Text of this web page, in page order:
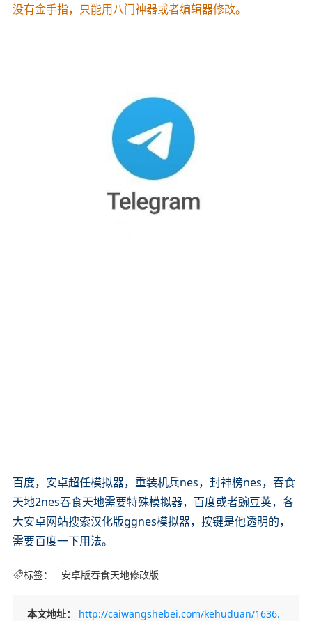
没有金手指，只能用八门神器或者编辑器修改。
百度，安卓超任模拟器，重装机兵nes，封神榜nes，吞食
天地2nes吞食天地需要特殊模拟器，百度或者豌豆荚，各
大安卓网站搜索汉化版ggnes模拟器，按键是他透明的，
需要百度一下用法。
标签： 安卓版吞食天地修改版
本文地址： http://caiwangshebei.com/kehuduan/1636.